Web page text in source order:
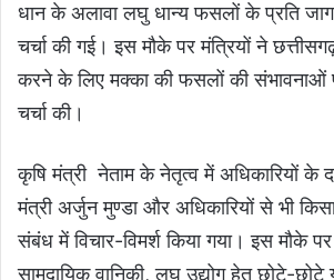
धान के अलावा लघु धान्य फसलों के प्रति
चर्चा की गई। इस मौके पर मंत्रियों ने
करने के लिए मक्का की फसलों की संभावनाओं
चर्चा की।
कृषि मंत्री नेताम के नेतृत्व में अधिकारियों के
मंत्री अर्जुन मुण्डा और अधिकारियों से भी
संबंध में विचार-विमर्श किया गया। इस मौके पर
सामुदायिक वानिकी, लघु उद्योग हेतु छोटे-